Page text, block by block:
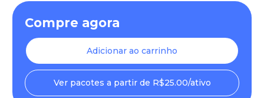
Compre agora
Adicionar ao carrinho
Ver pacotes a partir de R$25.00/ativo